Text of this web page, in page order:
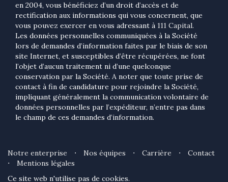
en 2004, vous bénéficiez d’un droit d’accès et de
rectification aux informations qui vous concernent, que
vous pouvez exercer en vous adressant à 111 Capital.
Les données personnelles communiquées à la Société
lors de demandes d’information faites par le biais de son
site Internet, et susceptibles d’être récupérées, ne font
l’objet d’aucun traitement ni d’une quelconque
conservation par la Société. A noter que toute prise de
contact à fin de candidature pour rejoindre la Société,
impliquant généralement la communication volontaire de
données personnelles par l’expéditeur, n’entre pas dans
le champ de ces demandes d’information.
Notre enterprise ⋅ Nos équipes ⋅ Carrière ⋅
Contact
⋅
Mentions légales
Ce site web n'utilise pas de cookies.